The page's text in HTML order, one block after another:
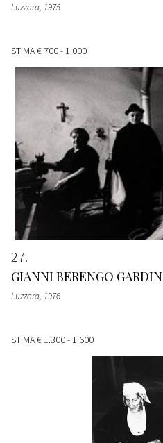
Luzzara, 1975
STIMA€ 700 - 1.000
27
GIANNI BERENGO GARDIN
Luzzara, 1976
STIMA€ 1.300 - 1.600